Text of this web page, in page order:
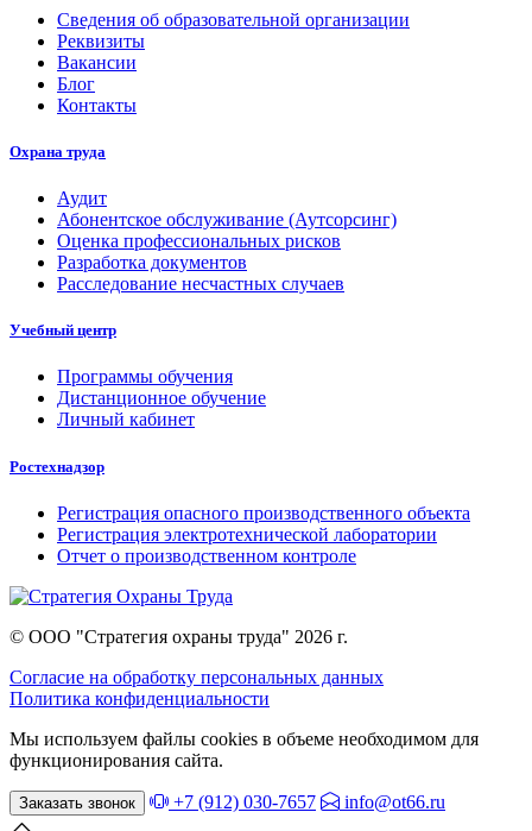
Сведения об образовательной организации
Реквизиты
Вакансии
Блог
Контакты
Охрана труда
Аудит
Абонентское обслуживание (Аутсорсинг)
Оценка профессиональных рисков
Разработка документов
Расследование несчастных случаев
Учебный центр
Программы обучения
Дистанционное обучение
Личный кабинет
Ростехнадзор
Регистрация опасного производственного объекта
Регистрация электротехнической лаборатории
Отчет о производственном контроле
© ООО "Стратегия охраны труда" 2026 г.
Согласие на обработку персональных данных
Политика конфиденциальности
Мы используем файлы cookies в объеме необходимом для
функционирования сайта.
Заказать звонок +7 (912) 030-7657 info@ot66.ru